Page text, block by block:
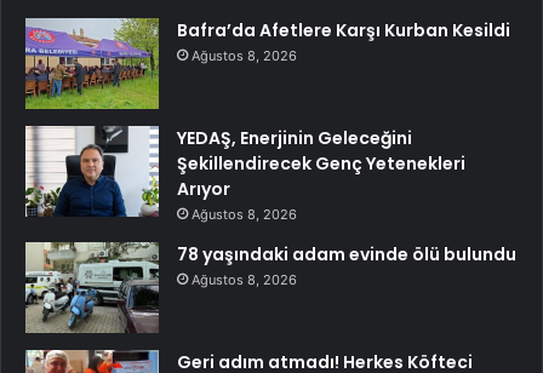
Bafra’da Afetlere Karşı Kurban Kesildi
Ağustos 8, 2026
YEDAŞ, Enerjinin Geleceğini
Şekillendirecek Genç Yetenekleri
Arıyor
Ağustos 8, 2026
78 yaşındaki adam evinde ölü bulundu
Ağustos 8, 2026
Geri adım atmadı! Herkes Köfteci